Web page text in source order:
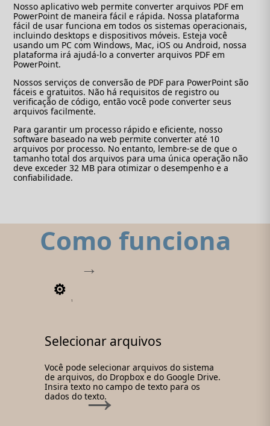
Nosso aplicativo web permite converter arquivos PDF em
PowerPoint de maneira fácil e rápida. Nossa plataforma
fácil de usar funciona em todos os sistemas operacionais,
incluindo desktops e dispositivos móveis. Esteja você
usando um PC com Windows, Mac, iOS ou Android, nossa
plataforma irá ajudá-lo a converter arquivos PDF em
PowerPoint.
Nossos serviços de conversão de PDF para PowerPoint são
fáceis e gratuitos. Não há requisitos de registro ou
verificação de código, então você pode converter seus
arquivos facilmente.
Para garantir um processo rápido e eficiente, nosso
software baseado na web permite converter até 10
arquivos por processo. No entanto, lembre-se de que o
tamanho total dos arquivos para uma única operação não
deve exceder 32 MB para otimizar o desempenho e a
confiabilidade.
Como funciona
1
Selecionar arquivos
Você pode selecionar arquivos do sistema
de arquivos, do Dropbox e do Google Drive.
Insira texto no campo de texto para os
dados do texto.